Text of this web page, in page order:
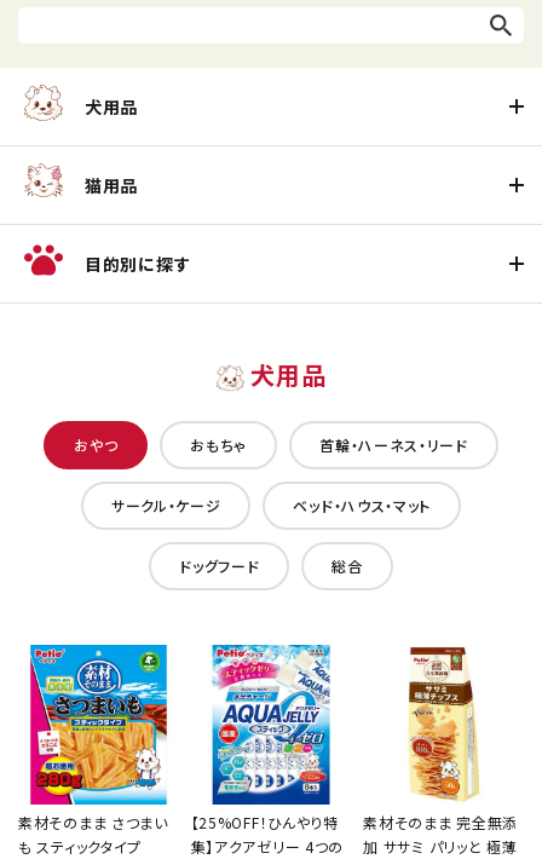
犬用品
猫用品
目的別に探す
犬用品
おやつ おもちゃ 首輪・ハーネス・リード
サークル・ケージ ベッド・ハウス・マット
ドッグフード 総合
素材そのまま さつまい
も スティックタイプ
【25%OFF！ひんやり特
集】アクアゼリー 4つの
素材そのまま 完全無添
加 ササミ パリッと 極薄